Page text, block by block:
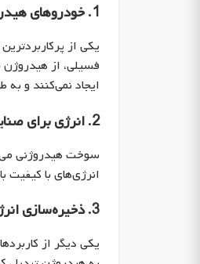
1. خودروهای هیدروژنی
یکی از
فسیلی، از
ایجاد نمی‌کنند و به
2. انرژی برای صنایع سنگین
سوخت هیدروژنی
انرژی‌های با کیفیت
3. ذخیره‌سازی انرژی
یکی دیگر از